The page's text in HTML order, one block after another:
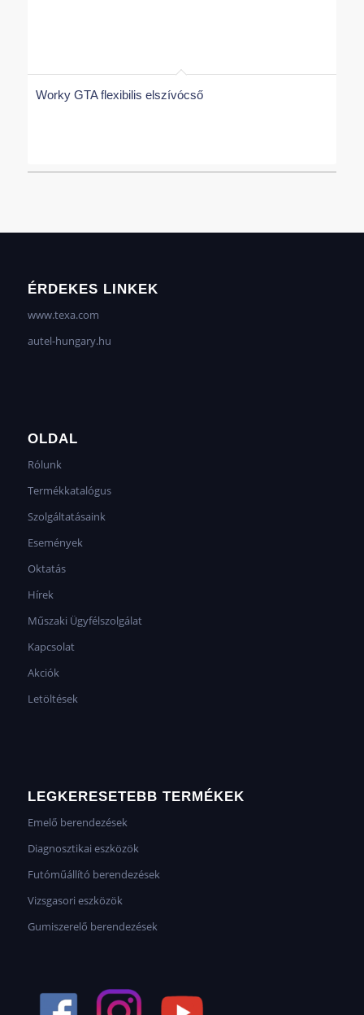
Worky GTA flexibilis elszívócső
ÉRDEKES LINKEK
www.texa.com
autel-hungary.hu
OLDAL
Rólunk
Termékkatalógus
Szolgáltatásaink
Események
Oktatás
Hírek
Műszaki Ügyfélszolgálat
Kapcsolat
Akciók
Letöltések
LEGKERESETEBB TERMÉKEK
Emelő berendezések
Diagnosztikai eszközök
Futóműállító berendezések
Vizsgasori eszközök
Gumiszerelő berendezések